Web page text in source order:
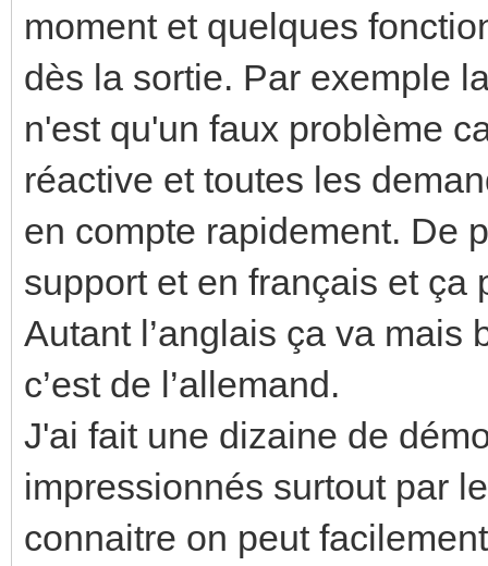
moment et quelques
dès la sortie. Par exemple
n'est qu'un faux problème
réactive et toutes les
en compte rapidement. De
support et en français et ça
Autant l’anglais ça va mais
c’est de l’allemand.
J'ai fait une dizaine de
impressionnés surtout par
connaitre on peut